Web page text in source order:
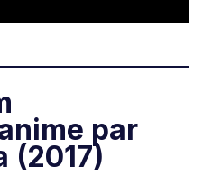
par
(2017)